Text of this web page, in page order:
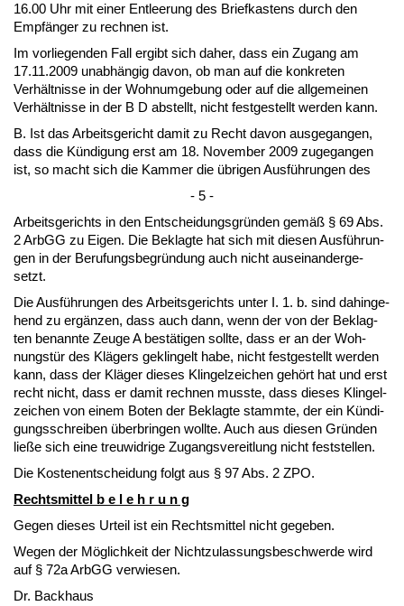
16.00 Uhr mit ei­ner Ent­lee­rung des Brief­kas­tens durch den
Empfänger zu rech­nen ist.
Im vor­lie­gen­den Fall er­gibt sich da­her, dass ein Zu­gang am
17.11.2009 un­abhängig da­von, ob man auf die kon­kre­ten
Verhält­nis­se in der Wohn­um­ge­bung oder auf die all­ge­mei­nen
Verhält­nis­se in der B D ab­stellt, nicht fest­ge­stellt wer­den kann.
B. Ist das Ar­beits­ge­richt da­mit zu Recht da­von aus­ge­gan­gen,
dass die Kündi­gung erst am 18. No­vem­ber 2009 zu­ge­gan­gen
ist, so macht sich die Kam­mer die übri­gen Ausführun­gen des
- 5 -
Ar­beits­ge­richts in den Ent­schei­dungs­gründen gemäß § 69 Abs.
2 ArbGG zu Ei­gen. Die Be­klag­te hat sich mit die­sen Ausführun­
gen in der Be­ru­fungs­be­gründung auch nicht aus­ein­an­der­ge­
setzt.
Die Ausführun­gen des Ar­beits­ge­richts un­ter I. 1. b. sind da­hin­ge­
hend zu ergänzen, dass auch dann, wenn der von der Be­klag­
ten be­nann­te Zeu­ge A bestäti­gen soll­te, dass er an der Woh­
nungstür des Klägers ge­klin­gelt ha­be, nicht fest­ge­stellt wer­den
kann, dass der Kläger die­ses Klin­gel­zei­chen gehört hat und erst
recht nicht, dass er da­mit rech­nen muss­te, dass die­ses Klin­gel­
zei­chen von ei­nem Bo­ten der Be­klag­te stamm­te, der ein Kündi­
gungs­schrei­ben über­brin­gen woll­te. Auch aus die­sen Gründen
ließe sich ei­ne treu­wid­ri­ge Zu­gangs­ver­eit­lung nicht fest­stel­len.
Die Kos­ten­ent­schei­dung folgt aus § 97 Abs. 2 ZPO.
Rechts­mit­tel b e l e h r u n g
Ge­gen die­ses Ur­teil ist ein Rechts­mit­tel nicht ge­ge­ben.
We­gen der Möglich­keit der Nicht­zu­las­sungs­be­schwer­de wird
auf § 72a ArbGG ver­wie­sen.
Dr. Back­haus